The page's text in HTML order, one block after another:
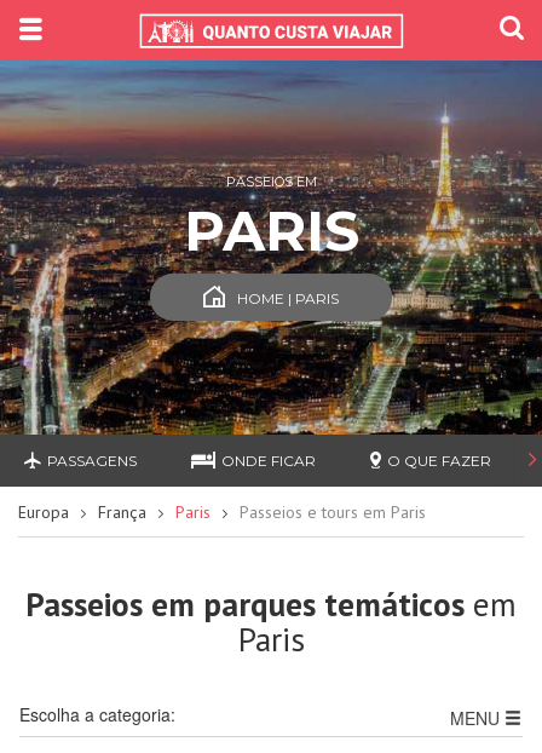
PASSEIOS EM
PARIS
HOME | PARIS
PASSAGENS ONDE FICAR O QUE FAZER
Europa França Paris Passeios e tours em Paris
Passeios em parques temáticos em
Paris
MENU
Escolha a categoria: